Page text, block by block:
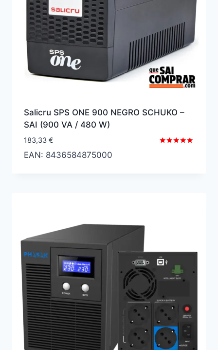
Salicru SPS ONE 900 NEGRO SCHUKO –
SAI (900 VA / 480 W)
183,33 €
EAN: 8436584875000